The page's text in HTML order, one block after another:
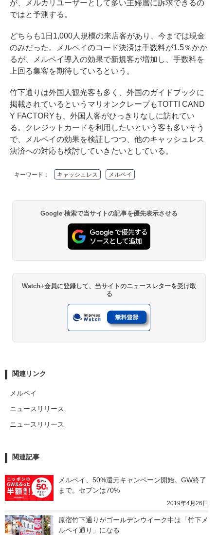
が、メルカリユーザーとして多い主婦層に訴求できるの
ではと予測する。
どちらも1日1,000人規模の来店客があり、今までは現金
のみだった。メルペイのコード決済は手数料が1.5％かか
るが、メルペイ導入の効果で新規客が増加し、手数料を
上回る集客を期待しているという。
竹下通りは外国人観光客も多く、外国のガイドブックに
掲載されているというマリオンクレープもTOTTI CAND
Y FACTORYも、外国人客がひっきりなしに訪れてい
る。クレジットカードを利用したいという客も多いそう
で、メルペイの効果を検証しつつ、他のキャッシュレス
決済への対応も検討していきたいとしている。
キーワード： キャッシュレス メルペイ
Google 検索で当サイトの記事を優先表示させる
Watch+会員に登録して、当サイトのニュースレターを受け取
る
関連リンク
メルペイ
ニュースリリース
ニュースリリース
関連記事
メルペイ、50%還元キャンペーン開始。GW終了
まで。セブンは70%
2019年4月26日
原宿竹下通りがゴールデンウイーク中は「竹下メ
ルペイ通り」になる